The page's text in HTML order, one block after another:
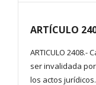
ARTÍCULO
ARTICULO
ser invalidada
los actos